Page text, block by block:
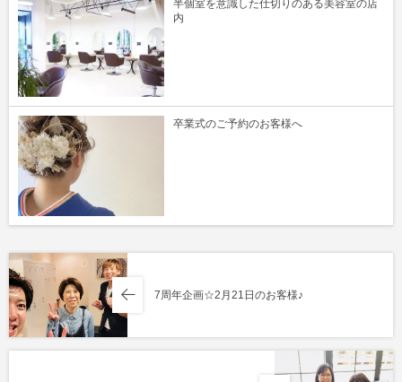
半個室を意識した仕切りのある美容室の店
内
卒業式のご予約のお客様へ
7周年企画☆2月21日のお客様♪